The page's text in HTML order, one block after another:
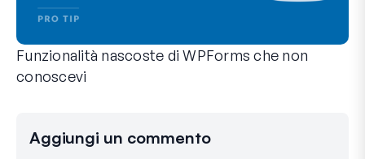
Funzionalità nascoste di WPForms che non
conoscevi
Aggiungi un commento